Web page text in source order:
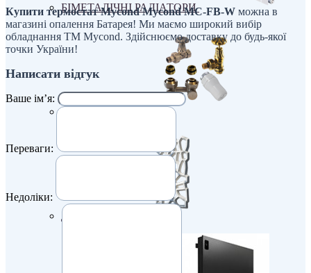
БІМЕТАЛІЧНІ РАДІАТОРИ
Все для радіаторів
Купити термостат Mycond Mycond MC-FB-W можна в
магазині опалення Батарея! Ми маємо широкий вибір
обладнання ТМ Mycond. Здійснюємо доставку до будь-якої
точки України!
Написати відгук
Ваше ім’я:
Переваги:
Недоліки: